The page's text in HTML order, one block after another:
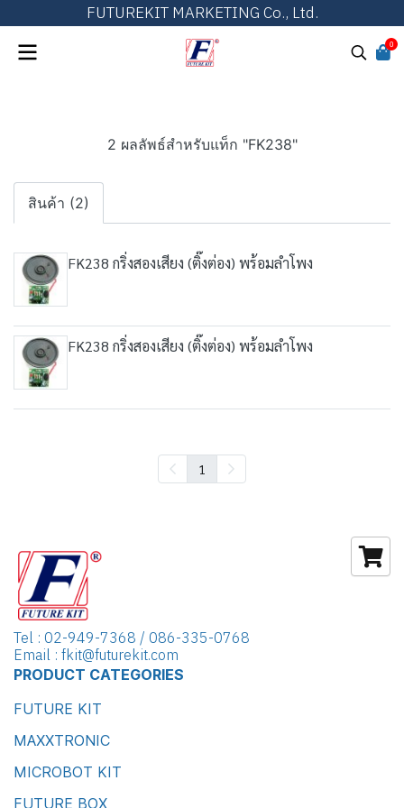
FUTUREKIT MARKETING Co., Ltd.
0
2 ผลลัพธ์สำหรับแท็ก "FK238"
สินค้า (2)
FK238 กริ่งสองเสียง (ติ๊งต่อง) พร้อมลำโพง
FK238 กริ่งสองเสียง (ติ๊งต่อง) พร้อมลำโพง
1
Tel : 02-949-7368 / 086-335-0768
Email : fkit@futurekit.com
PRODUCT CATEGORIES
FUTURE KIT
MAXXTRONIC
MICROBOT KIT
FUTURE BOX